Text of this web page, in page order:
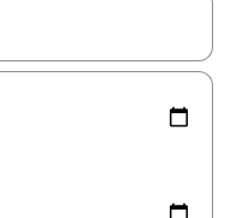
ნავიგაციისთვის